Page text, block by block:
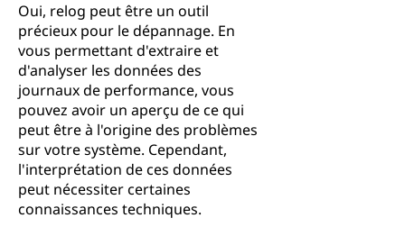
Oui, relog peut être un outil
précieux pour le dépannage. En
vous permettant d'extraire et
d'analyser les données des
journaux de performance, vous
pouvez avoir un aperçu de ce qui
peut être à l'origine des problèmes
sur votre système. Cependant,
l'interprétation de ces données
peut nécessiter certaines
connaissances techniques.